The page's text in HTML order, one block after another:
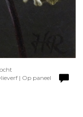
| Op paneel